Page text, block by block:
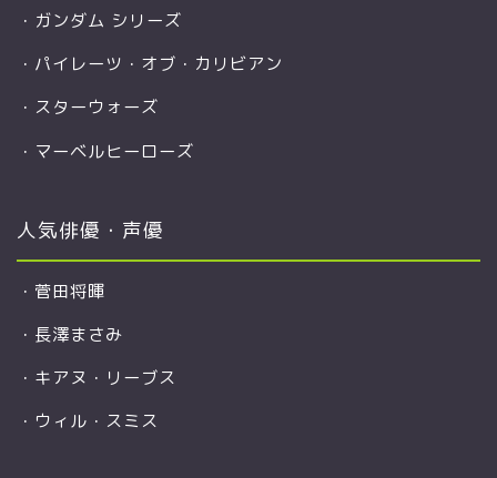
・ ガンダム シリーズ
・ パイレーツ・オブ・カリビアン
・ スターウォーズ
・ マーベルヒーローズ
人気俳優・声優
・ 菅田将暉
・ 長澤まさみ
・ キアヌ・リーブス
・ ウィル・スミス